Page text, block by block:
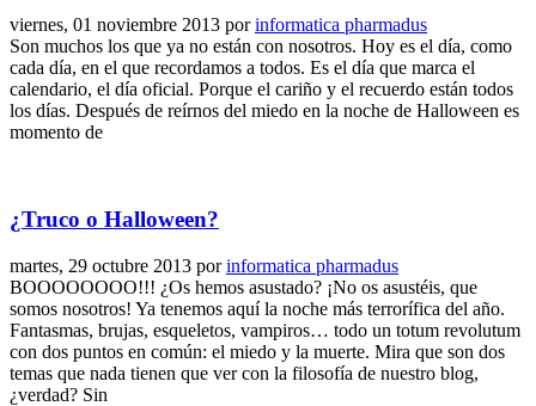
viernes, 01 noviembre 2013 porinformatica pharmadus
Son muchos los que ya no están con nosotros. Hoy es el día, como
cada día, en el que recordamos a todos. Es el día que marca el
calendario, el día oficial. Porque el cariño y el recuerdo están todos
los días. Después de reírnos del miedo en la noche de Halloween es
momento de
¿Truco o Halloween?
martes, 29 octubre 2013 porinformatica pharmadus
BOOOOOOOO!!! ¿Os hemos asustado? ¡No os asustéis, que
somos nosotros! Ya tenemos aquí la noche más terrorífica del año.
Fantasmas, brujas, esqueletos, vampiros… todo un totum revolutum
con dos puntos en común: el miedo y la muerte. Mira que son dos
temas que nada tienen que ver con la filosofía de nuestro blog,
¿verdad? Sin